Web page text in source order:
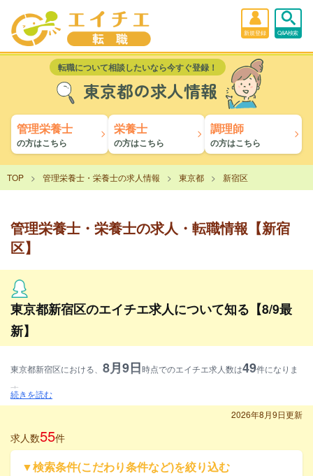
新規登録 Q&A検索
転職について相談したいなら今すぐ登録！
東京都の求人情報
管理栄養士
の方はこちら
栄養士
の方はこちら
調理師
の方はこちら
TOP 管理栄養士・栄養士の求人情報 東京都 新宿区
管理栄養士・栄養士の求人・転職情報【新宿
区】
東京都新宿区のエイチエ求人について知る【8/9最
新】
東京都新宿区における、 8月9日時点でのエイチエ求人数は49件になりま
す。
募集資格別に見ると、調理師求人が30.6%、管理栄養士求人が32.7%、栄養士
雇用形態別に見ると、常勤求人が100%となります。
施設形態別に見ると、病院・クリニック求人が6.1%、介護・福祉求人が12.
続きを読む
2026年8月9日更新
求人数55件
▼検索条件(こだわり条件など)を絞り込む